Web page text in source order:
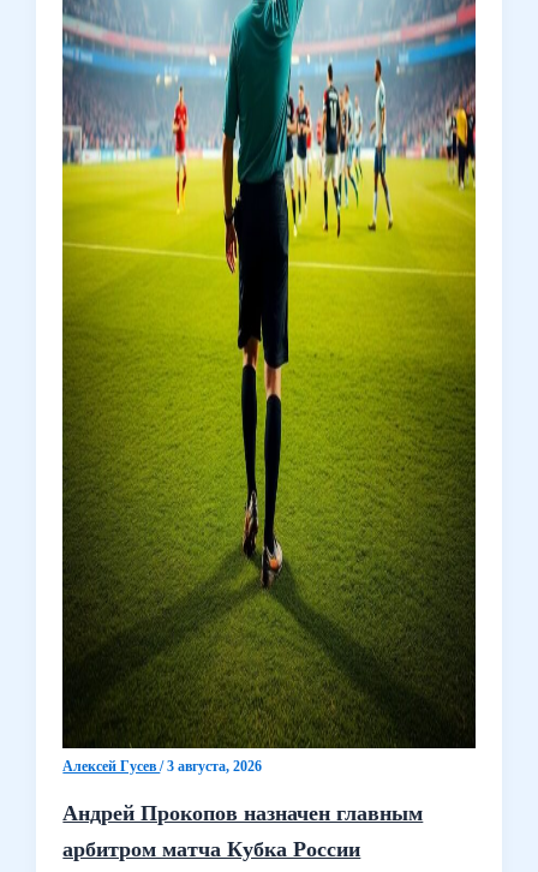
Алексей Гусев/3 августа, 2026
Андрей Прокопов назначен главным
арбитром матча Кубка России